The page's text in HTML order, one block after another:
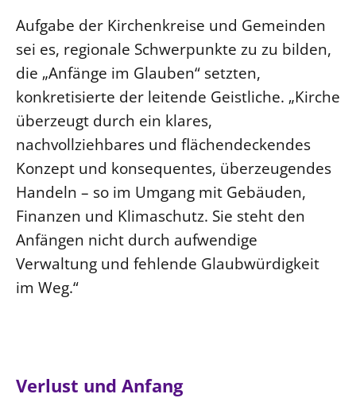
Aufgabe der Kirchenkreise und Gemeinden
sei es, regionale Schwerpunkte zu zu bilden,
die „Anfänge im Glauben“ setzten,
konkretisierte der leitende Geistliche. „Kirche
überzeugt durch ein klares,
nachvollziehbares und flächendeckendes
Konzept und konsequentes, überzeugendes
Handeln – so im Umgang mit Gebäuden,
Finanzen und Klimaschutz. Sie steht den
Anfängen nicht durch aufwendige
Verwaltung und fehlende Glaubwürdigkeit
im Weg.“
Verlust und Anfang